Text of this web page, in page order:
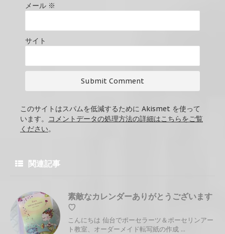
メール ※
サイト
このサイトはスパムを低減するために Akismet を使って
います。
コメントデータの処理方法の詳細はこちらをご覧
ください。
関連記事
素敵なカレンダーありがとうございます
♡
こんにちは 仙台でポーセラーツ＆ポーセリンアー
ト教室、オーダーメイド転写紙の作成 ...